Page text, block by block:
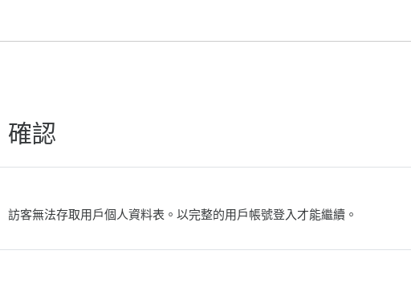
確認
訪客無法存取用戶個人資料表。以完整的用戶帳號登入才能繼續。